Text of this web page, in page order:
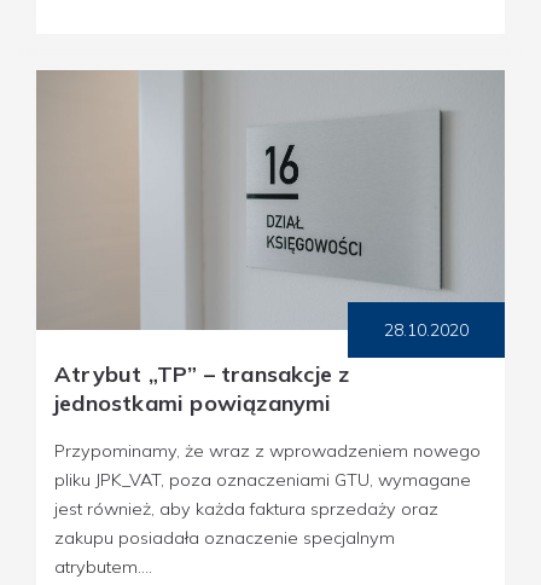
Atrybut „TP” – transakcje z
jednostkami powiązanymi
28.10.2020
Przypominamy, że wraz z wprowadzeniem nowego
pliku JPK_VAT, poza oznaczeniami GTU, wymagane
jest również, aby każda faktura sprzedaży oraz
zakupu posiadała oznaczenie specjalnym
atrybutem....